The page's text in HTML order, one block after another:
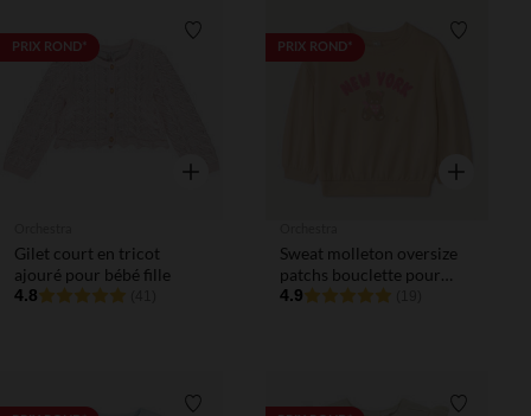
PRIX ROND* Liste de souhaits
Aperçu rapide
Gilet court en tricot
ajouré pour bébé fille
4.8
PRIX ROND*
Aperçu
Sweat molleton oversize
patchs bouclette pour
bébé fille
4.9